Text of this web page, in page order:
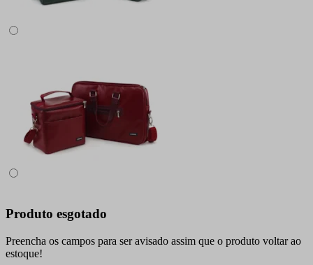
Produto esgotado
Preencha os campos para ser avisado assim que o produto voltar ao
estoque!